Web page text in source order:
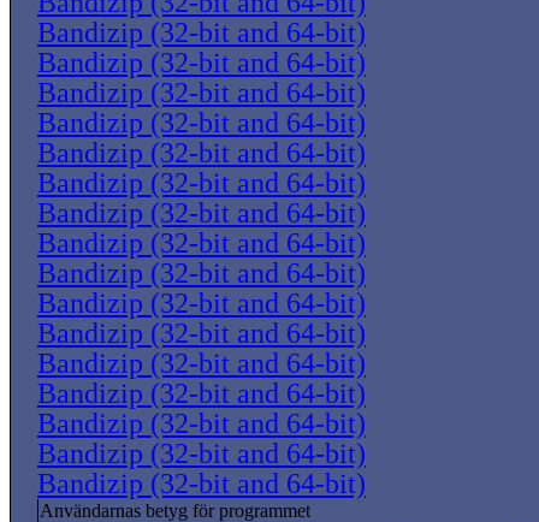
Bandizip (32-bit and 64-bit)
Bandizip (32-bit and 64-bit)
Bandizip (32-bit and 64-bit)
Bandizip (32-bit and 64-bit)
Bandizip (32-bit and 64-bit)
Bandizip (32-bit and 64-bit)
Bandizip (32-bit and 64-bit)
Bandizip (32-bit and 64-bit)
Bandizip (32-bit and 64-bit)
Bandizip (32-bit and 64-bit)
Bandizip (32-bit and 64-bit)
Bandizip (32-bit and 64-bit)
Bandizip (32-bit and 64-bit)
Bandizip (32-bit and 64-bit)
Bandizip (32-bit and 64-bit)
Bandizip (32-bit and 64-bit)
Användarnas betyg för programmet